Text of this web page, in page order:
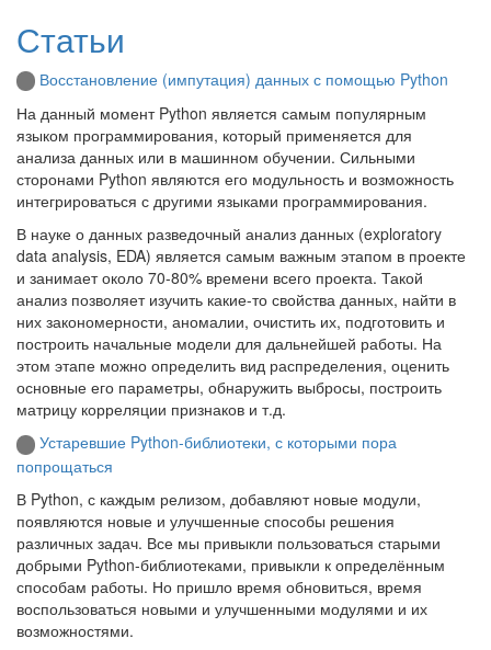
Статьи
Восстановление (импутация) данных с помощью Python
На данный момент Python является самым популярным
языком программирования, который применяется для
анализа данных или в машинном обучении. Сильными
сторонами Python являются его модульность и возможность
интегрироваться с другими языками программирования.
В науке о данных разведочный анализ данных (exploratory
data analysis, EDA) является самым важным этапом в проекте
и занимает около 70-80% времени всего проекта. Такой
анализ позволяет изучить какие-то свойства данных, найти в
них закономерности, аномалии, очистить их, подготовить и
построить начальные модели для дальнейшей работы. На
этом этапе можно определить вид распределения, оценить
основные его параметры, обнаружить выбросы, построить
матрицу корреляции признаков и т.д.
Устаревшие Python-библиотеки, с которыми пора
попрощаться
В Python, с каждым релизом, добавляют новые модули,
появляются новые и улучшенные способы решения
различных задач. Все мы привыкли пользоваться старыми
добрыми Python-библиотеками, привыкли к определённым
способам работы. Но пришло время обновиться, время
воспользоваться новыми и улучшенными модулями и их
возможностями.